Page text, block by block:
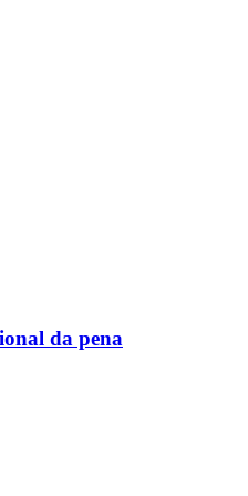
da pena